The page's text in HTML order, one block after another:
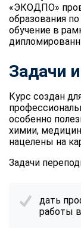
«ЭКОДПО»
образования
обучение в
Задачи
Курс создан
особенно
химии,
нацелены на
Задачи
дать
работы